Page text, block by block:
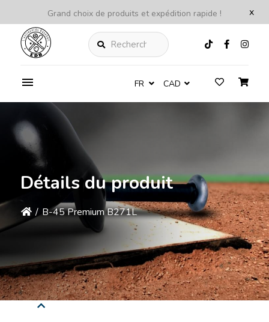
x
Grand choix de produits et expédition rapide !
Rechercher
FR CAD
Détails du produit
/ B-45 Premium B271L